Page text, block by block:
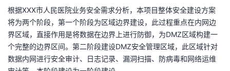
藏
根据XXX市人民医院业务安全需求分析，本项目整体安全建设方案
将为两个阶段，第一个阶段为区域边界建设，此过程重点在内网边
界区域，直接作用是将数据在边界上进行防御，为DMZ区域构建一
个完整的边界区间。第二阶段建设DMZ安全管理区域，此区域针对
数据内网进行安全审计、日志记录、漏洞扫描、防病毒和网络运维